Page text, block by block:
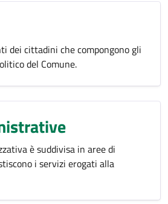
dei cittadini che compongono gli
del Comune.
è suddivisa in aree di
i servizi erogati alla